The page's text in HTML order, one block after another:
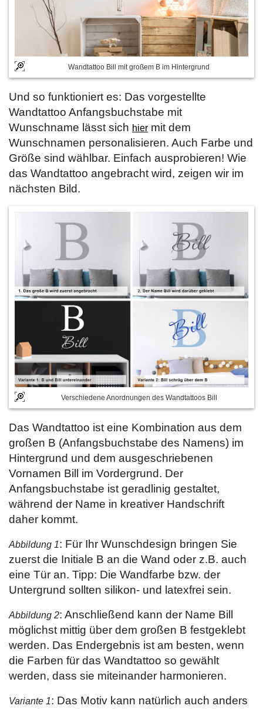
Wandtattoo Bill mit großem B im Hintergrund
Und so funktioniert es: Das vorgestellte
Wandtattoo Anfangsbuchstabe mit
Wunschname lässt sich hier mit dem
Wunschnamen personalisieren. Auch Farbe und
Größe sind wählbar. Einfach ausprobieren! Wie
das Wandtattoo angebracht wird, zeigen wir im
nächsten Bild.
Verschiedene Anordnungen des Wandtattoos Bill
Das Wandtattoo ist eine Kombination aus dem
großen B (Anfangsbuchstabe des Namens) im
Hintergrund und dem ausgeschriebenen
Vornamen Bill im Vordergrund. Der
Anfangsbuchstabe ist geradlinig gestaltet,
während der Name in kreativer Handschrift
daher kommt.
Abbildung 1: Für Ihr Wunschdesign bringen Sie
zuerst die Initiale B an die Wand oder z.B. auch
eine Tür an. Tipp: Die Wandfarbe bzw. der
Untergrund sollten silikon- und latexfrei sein.
Abbildung 2: Anschließend kann der Name Bill
möglichst mittig über dem großen B festgeklebt
werden. Das Endergebnis ist am besten, wenn
die Farben für das Wandtattoo so gewählt
werden, dass sie miteinander harmonieren.
Variante 1: Das Motiv kann natürlich auch anders